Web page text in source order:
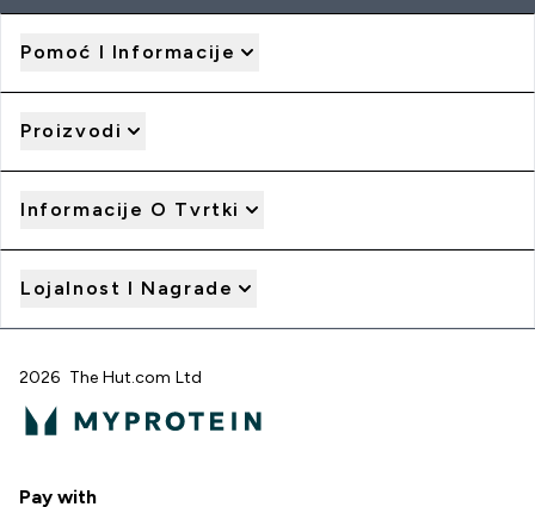
Pomoć I Informacije
Proizvodi
Informacije O Tvrtki
Lojalnost I Nagrade
2026 The Hut.com Ltd
Pay with